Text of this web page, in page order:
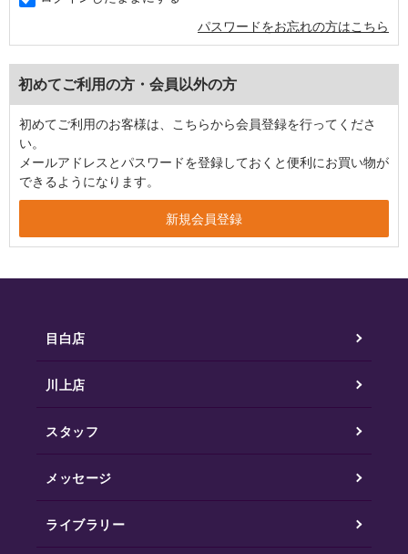
パスワードをお忘れの方はこちら
初めてご利用の方・会員以外の方
初めてご利用のお客様は、こちらから会員登録を行ってくださ
い。
メールアドレスとパスワードを登録しておくと便利にお買い物が
できるようになります。
目白店
川上店
スタッフ
メッセージ
ライブラリー